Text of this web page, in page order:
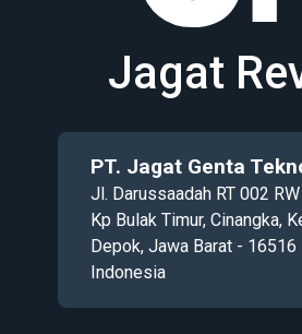
Jagat
PT. Jagat Genta
Jl. Darussaadah RT 002
Kp Bulak Timur, Cinangka,
Depok, Jawa Barat - 16516
Indonesia